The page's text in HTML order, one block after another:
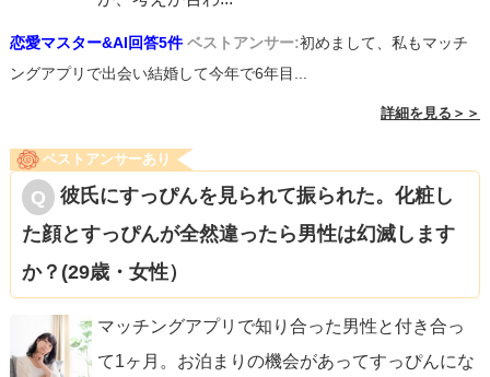
恋愛マスター&AI回答5件 ベストアンサー:初めまして、私もマッチ
ングアプリで出会い結婚して今年で6年目...
詳細を見る＞＞
ベストアンサーあり
彼氏にすっぴんを見られて振られた。化粧し
た顔とすっぴんが全然違ったら男性は幻滅します
か？(29歳・女性）
マッチングアプリで知り合った男性と付き合っ
て1ヶ月。お泊まりの機会があってすっぴんにな